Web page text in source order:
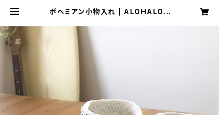
ボヘミアン小物入れ | ALOHALOH